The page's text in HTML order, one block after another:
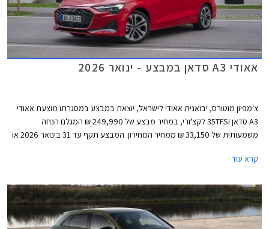
אאודי A3 סדאן במבצע - ינואר 2026
צ'מפיון מוטורס, יבואנית אאודי לישראל, יוצאת במבצע במסגרתו מוצעת אאודי
A3 סדאן 35TFSI לקצ'ורי, במחיר מבצע של 249,990 ₪ המגלם הנחה
משמעותית של 33,150 ₪ ממחיר המחירון. המבצע תקף עד 31 בינואר 2026 או
קרא עוד